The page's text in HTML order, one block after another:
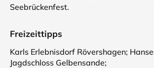
Seebrückenfest.
Freizeittipps
Karls Erlebnisdorf Rövershagen;
Jagdschloss Gelbensande;